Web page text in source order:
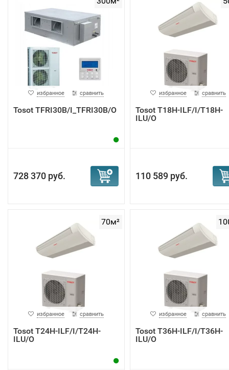
избранное сравнить
Tosot TFRI30B/I_TFRI30B/O
728 370 руб.
избранное сравнить
Tosot T18H-ILF/I/T18H-
ILU/O
110 589 руб.
70м²
избранное сравнить
Tosot T24H-ILF/I/T24H-
ILU/O
избранное сравнить
Tosot T36H-ILF/I/T36H-
ILU/O